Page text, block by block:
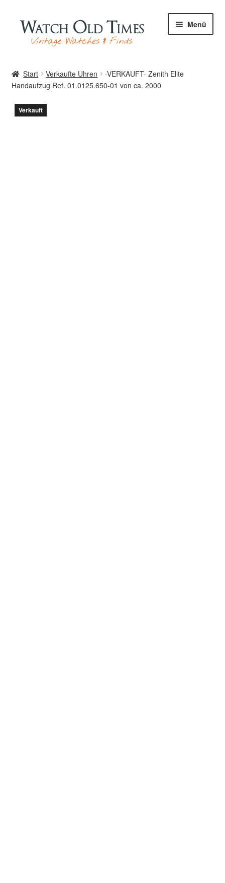
Zur
Navigation
springen
Zum
Inhalt
springen
Menü
Uhren
Start Verkaufte Uhren
-VERKAUFT- Zenith Elite
Handaufzug Ref. 01.0125.650-01 von ca. 2000
Verkauft